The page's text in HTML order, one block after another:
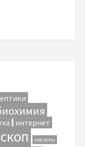
интернет
кислоты